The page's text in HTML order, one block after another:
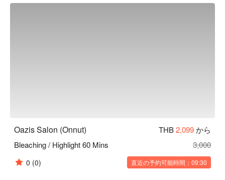
Oazis Salon (Onnut) THB2,099から
Bleaching / Highlight 60 Mins
3,000
0 (0) 直近の予約可能時間：09:30